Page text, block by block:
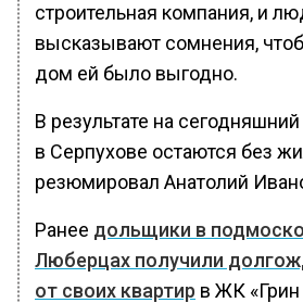
строительная компания, и
высказывают сомнения,
дом ей было выгодно.
В результате на
в Серпухове остаются без
резюмировал Анатолий
Ранее дольщики в
Люберцах получили
от своих квартир в ЖК «Грин